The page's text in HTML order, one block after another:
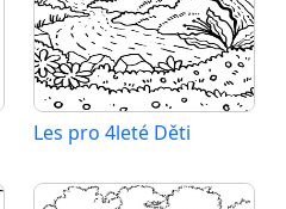
Les pro 4leté Děti